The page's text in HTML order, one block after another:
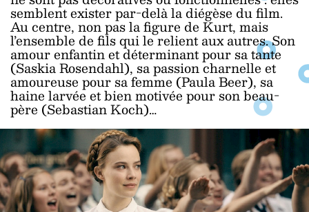
semblent exister par-delà la diégèse du film.
Au centre, non pas la figure de Kurt, mais
l’ensemble de fils qui le relient aux autres. Son
amour enfantin et déterminant pour sa tante
(Saskia Rosendahl), sa passion charnelle et
amoureuse pour sa femme (Paula Beer), sa
haine larvée et bien motivée pour son beau-
père (Sebastian Koch)…